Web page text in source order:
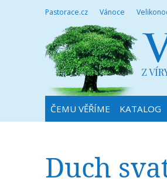
Pastorace.cz Vánoce
ČEMU VĚŘÍME KATALOG
Duch